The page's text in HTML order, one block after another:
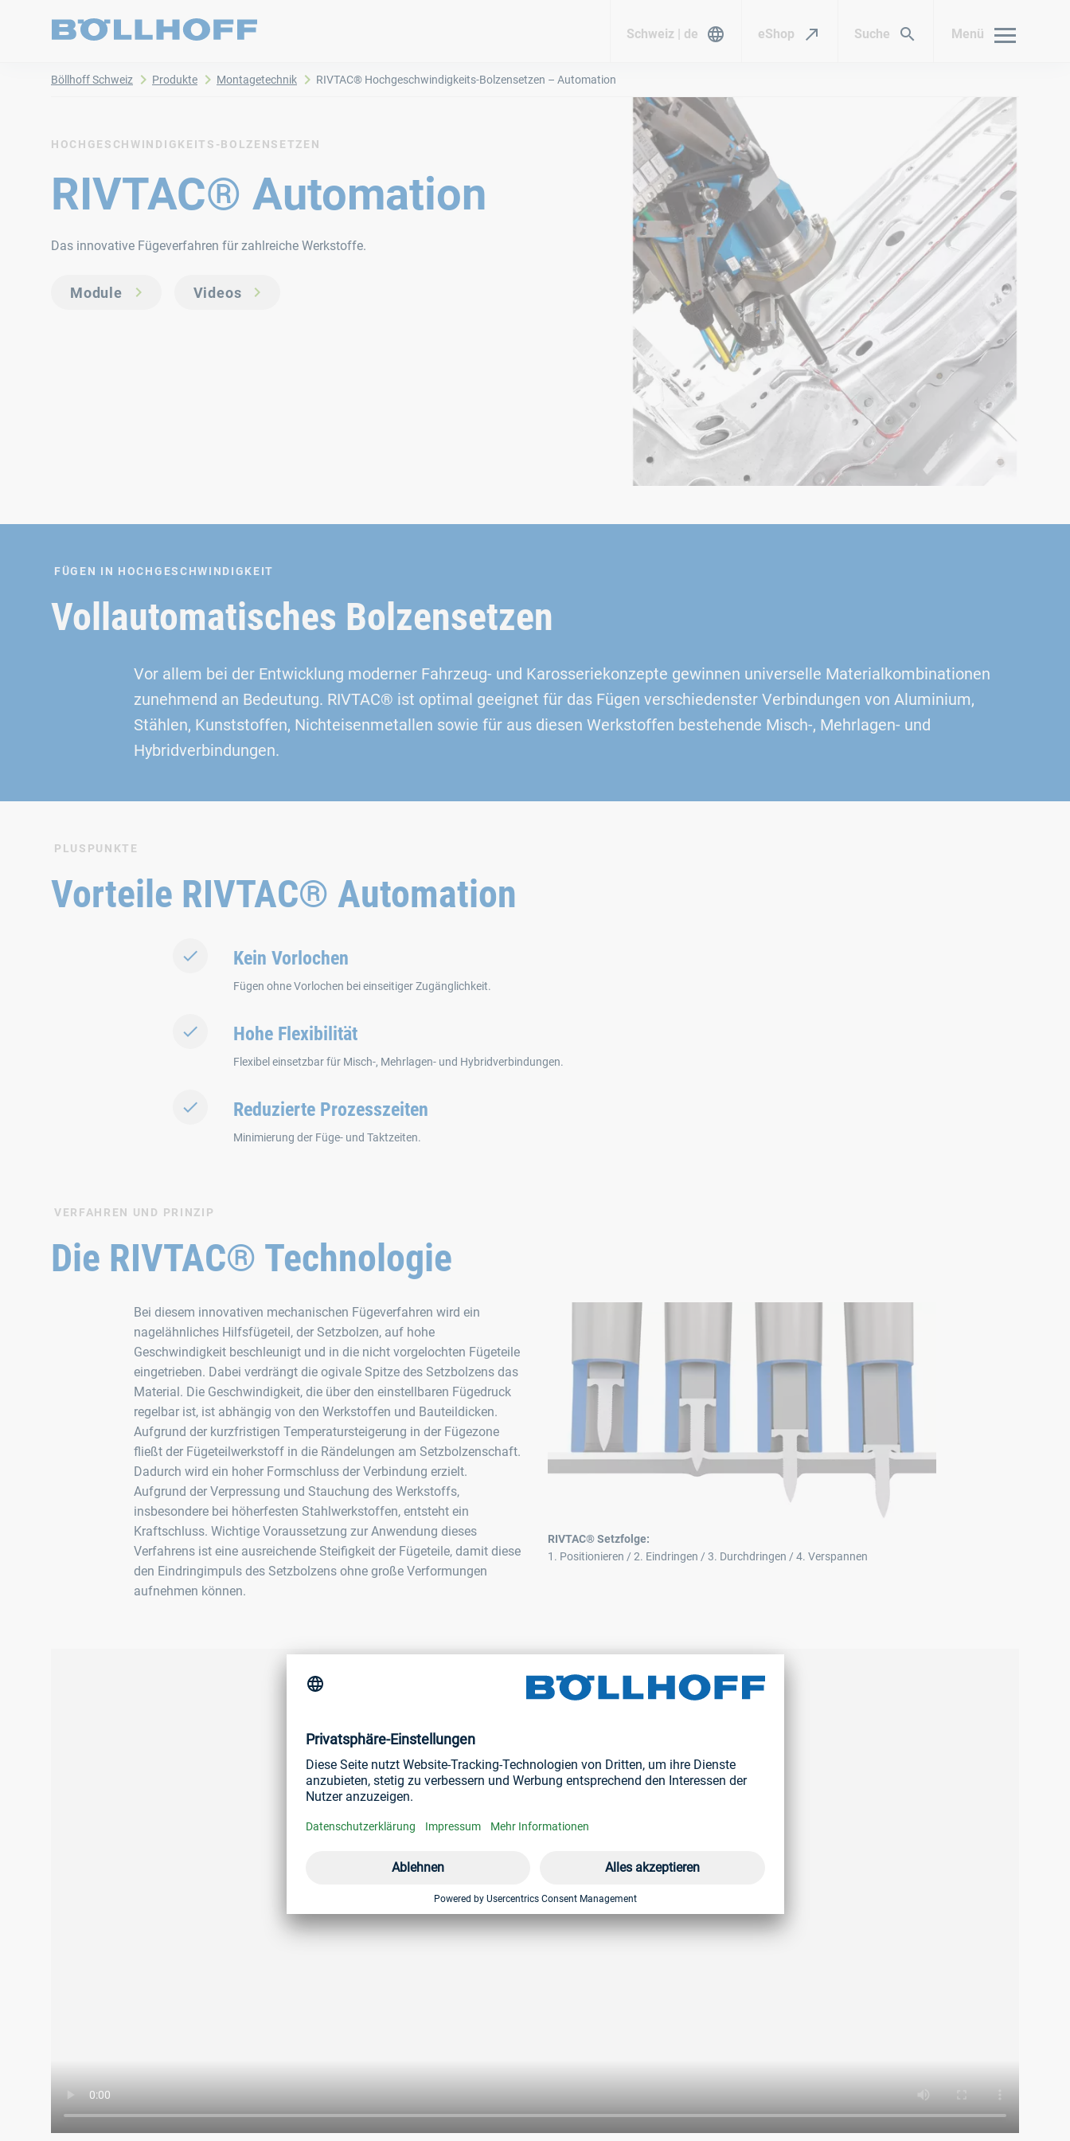
Schweiz | de eShop Suche Menü
Böllhoff Schweiz Produkte Montagetechnik RIVTAC® Hochgeschwindigkeits-Bolzensetzen – Automation
HOCHGESCHWINDIGKEITS-BOLZENSETZEN
RIVTAC® Automation
Das innovative Fügeverfahren für zahlreiche Werkstoffe.
Module Videos
FÜGEN IN HOCHGESCHWINDIGKEIT
Vollautomatisches Bolzensetzen
Vor allem bei der Entwicklung moderner Fahrzeug- und Karosseriekonzepte gewinnen universelle Materialkombinationen
zunehmend an Bedeutung. RIVTAC® ist optimal geeignet für das Fügen verschiedenster Verbindungen von Aluminium,
Stählen, Kunststoffen, Nichteisenmetallen sowie für aus diesen Werkstoffen bestehende Misch‑, Mehrlagen‑ und
Hybridverbindungen.
PLUSPUNKTE
Vorteile RIVTAC® Automation
Kein Vorlochen
Fügen ohne Vorlochen bei einseitiger Zugänglichkeit.
Hohe Flexibilität
Flexibel einsetzbar für Misch‑, Mehrlagen‑ und Hybridverbindungen.
Reduzierte Prozesszeiten
Minimierung der Füge‑ und Taktzeiten.
VERFAHREN UND PRINZIP
Die RIVTAC® Technologie
Bei diesem innovativen mechanischen Fügeverfahren wird ein
nagelähnliches Hilfsfügeteil, der Setzbolzen, auf hohe
Geschwindigkeit beschleunigt und in die nicht vorgelochten Fügeteile
eingetrieben. Dabei verdrängt die ogivale Spitze des Setzbolzens das
Material. Die Geschwindigkeit, die über den einstellbaren Fügedruck
regelbar ist, ist abhängig von den Werkstoffen und Bauteildicken.
Aufgrund der kurzfristigen Temperatursteigerung in der Fügezone
fließt der Fügeteilwerkstoff in die Rändelungen am Setzbolzenschaft.
Dadurch wird ein hoher Formschluss der Verbindung erzielt.
Aufgrund der Verpressung und Stauchung des Werkstoffs,
insbesondere bei höherfesten Stahlwerkstoffen, entsteht ein
Kraftschluss. Wichtige Voraussetzung zur Anwendung dieses
Verfahrens ist eine ausreichende Steifigkeit der Fügeteile, damit diese
den Eindringimpuls des Setzbolzens ohne große Verformungen
aufnehmen können.
RIVTAC® Setzfolge:
1. Positionieren / 2. Eindringen / 3. Durchdringen / 4. Verspannen